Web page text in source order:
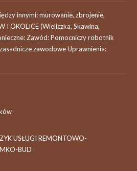
innymi: murowanie, zbrojenie,
I OKOLICE (Wieliczka, Skawina,
Zawód: Pomocniczy robotnik
zawodowe Uprawnienia:
USŁUGI REMONTOWO-
BUD